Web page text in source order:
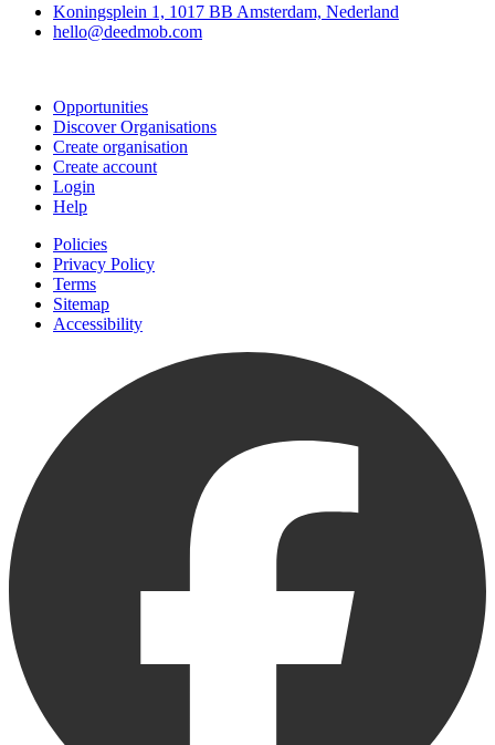
Koningsplein 1, 1017 BB Amsterdam, Nederland
hello@deedmob.com
Opportunities
Discover Organisations
Create organisation
Create account
Login
Help
Policies
Privacy Policy
Terms
Sitemap
Accessibility